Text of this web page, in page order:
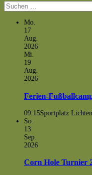
Suchen
nach:
Mo.
17
Aug.
2026
Mi.
19
Aug.
2026
Ferien-
09:15Sportplatz
So.
13
Sep.
2026
Corn Hole Turnier